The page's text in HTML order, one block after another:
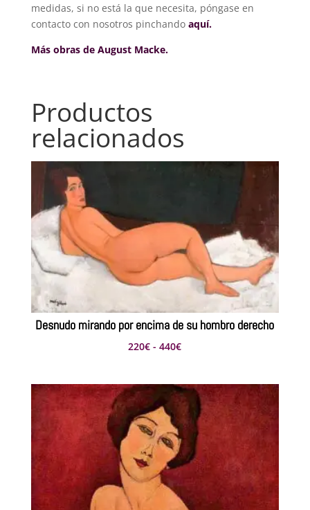
medidas, si no está la que necesita, póngase en
contacto con nosotros pinchando aquí.
Más obras de August Macke.
Productos
relacionados
Desnudo mirando por encima de su hombro derecho
220€ - 440€Rango
precios:
desde
220€
hasta
440€